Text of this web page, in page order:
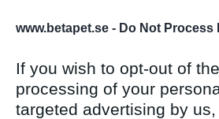
www.betapet.se - Do Not Process
If you wish to opt-out of
processing of your
targeted advertising by
Antal inlägg:
16685
är du orolig för jordens uppvärmning och
på danska heter det pung med snor